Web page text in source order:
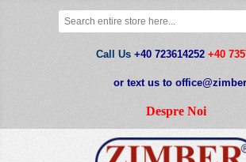
Call Us +40 723614252 +40
or text us to
Despre Noi